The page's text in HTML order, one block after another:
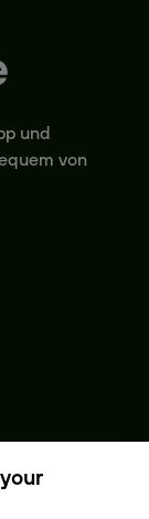
und
von